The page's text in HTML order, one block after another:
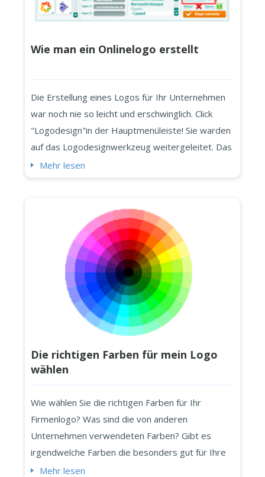
Wie man ein Onlinelogo erstellt
Die Erstellung eines Logos für Ihr Unternehmen
war noch nie so leicht und erschwinglich. Click
"Logodesign"in der Hauptmenüleiste! Sie warden
auf das Logodesignwerkzeug weitergeleitet. Das
wichtigste zuerst: Wählen Sie Ihre Industrie in der
Kleinschreibung und Leerzeichen zwischen den
Worten, je nachdem ...
Mehr lesen
Die richtigen Farben für mein Logo
wählen
Wie wählen Sie die richtigen Farben für Ihr
Firmenlogo? Was sind die von anderen
Unternehmen verwendeten Farben? Gibt es
irgendwelche Farben die besonders gut für Ihre
Art von Geschäft geeignet sind? Woran denken
Mehr lesen